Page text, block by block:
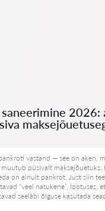
2026:
vastand — see on aken,
püsivalt maksejõuetuks.
on ainult pankrot. Just siin
“veel natukene”, lootuses,
seeläbi õiguse kasutada